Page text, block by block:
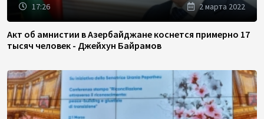
17:26 2 марта 2022
Акт об амнистии в Азербайджане коснется примерно 17
тысяч человек - Джейхун Байрамов